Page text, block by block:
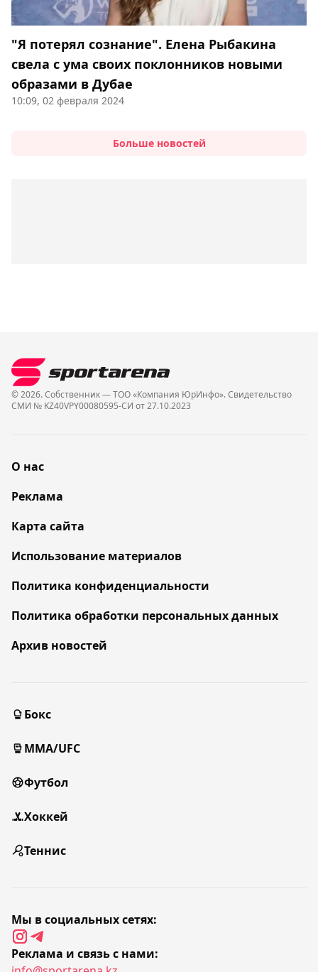
"Я потерял сознание". Елена Рыбакина
свела с ума своих поклонников новыми
образами в Дубае
10:09, 02 февраля 2024
Больше новостей
© 2026. Собственник — ТОО «Компания ЮрИнфо». Cвидетельство
СМИ № KZ40VPY00080595-СИ от 27.10.2023
О нас
Реклама
Карта сайта
Использование материалов
Политика конфиденциальности
Политика обработки персональных данных
Архив новостей
Бокс
MMA/UFC
Футбол
Хоккей
Теннис
Мы в социальных сетях:
Реклама и связь с нами: